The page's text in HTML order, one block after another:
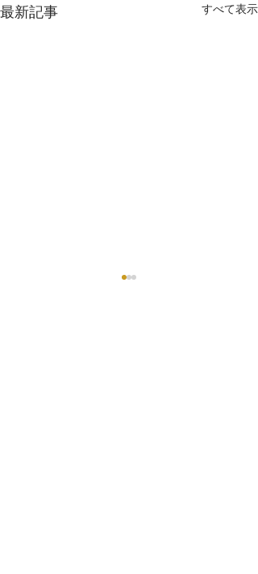
最新記事 すべて表示